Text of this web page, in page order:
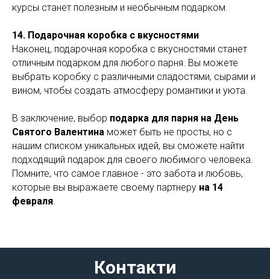
курсы станет полезным и необычным подарком.
14. Подарочная коробка с вкусностями
Наконец, подарочная коробка с вкусностями станет
отличным подарком для любого парня. Вы можете
выбрать коробку с различными сладостями, сырами и
вином, чтобы создать атмосферу романтики и уюта.
В заключение, выбор подарка для парня на День
Святого Валентина может быть не просты, но с
нашим списком уникальных идей, вы сможете найти
подходящий подарок для своего любимого человека.
Помните, что самое главное - это забота и любовь,
которые вы выражаете своему партнеру на 14
февраля
Контакти